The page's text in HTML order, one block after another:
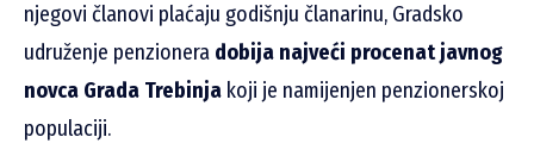
njegovi članovi plaćaju godišnju članarinu, Gradsko
udruženje penzionera dobija najveći procenat javnog
novca Grada Trebinja koji je namijenjen penzionerskoj
populaciji.